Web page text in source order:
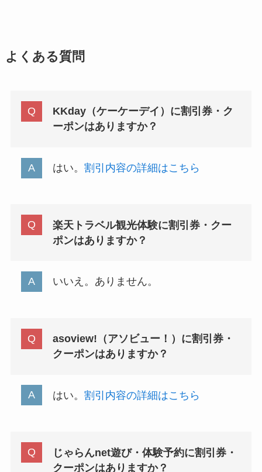
よくある質問
KKday（ケーケーデイ）に割引券・ク
ーポンはありますか？
はい。 割引内容の詳細はこちら
楽天トラベル観光体験に割引券・クー
ポンはありますか？
いいえ。ありません。
asoview!（アソビュー！）に割引券・
クーポンはありますか？
はい。 割引内容の詳細はこちら
じゃらんnet遊び・体験予約に割引券・
クーポンはありますか？